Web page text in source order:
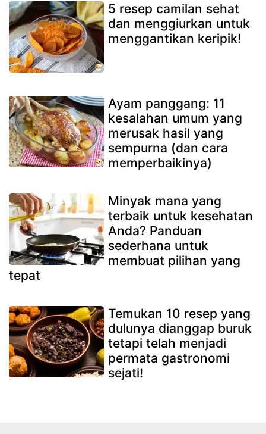
5 resep camilan sehat
dan menggiurkan untuk
menggantikan keripik!
Ayam panggang: 11
kesalahan umum yang
merusak hasil yang
sempurna (dan cara
memperbaikinya)
Minyak mana yang
terbaik untuk kesehatan
Anda? Panduan
sederhana untuk
membuat pilihan yang
tepat
Temukan 10 resep yang
dulunya dianggap buruk
tetapi telah menjadi
permata gastronomi
sejati!